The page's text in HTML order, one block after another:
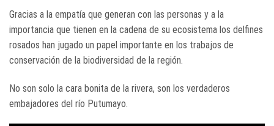
Gracias a la empatía que generan con las personas y a la
importancia que tienen en la cadena de su ecosistema los delfines
rosados han jugado un papel importante en los trabajos de
conservación de la biodiversidad de la región.
No son solo la cara bonita de la rivera, son los verdaderos
embajadores del río Putumayo.